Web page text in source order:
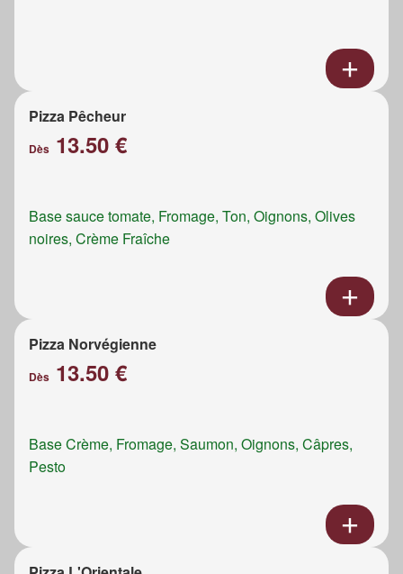
Pizza Pêcheur
Dès 13.50 €
Base sauce tomate, Fromage, Ton, Oignons, Olives
noires, Crème Fraîche
Pizza Norvégienne
Dès 13.50 €
Base Crème, Fromage, Saumon, Oignons, Câpres,
Pesto